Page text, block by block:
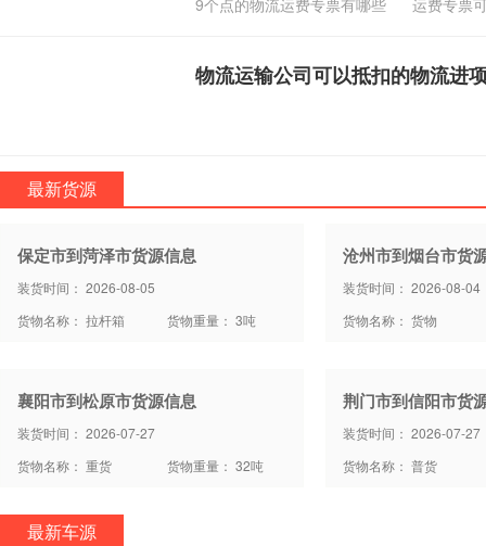
9个点的物流运费专票有哪些 运费专票
物流运输公司可以抵扣的物流进
最新货源
保定市到菏泽市货源信息
装货时间： 2026-08-05
货物名称： 拉杆箱
货物重量： 3吨
沧州市到烟台市货
装货时间： 2026-08-04
货物名称： 货物
襄阳市到松原市货源信息
装货时间： 2026-07-27
货物名称： 重货
货物重量： 32吨
荆门市到信阳市货
装货时间： 2026-07-27
货物名称： 普货
最新车源